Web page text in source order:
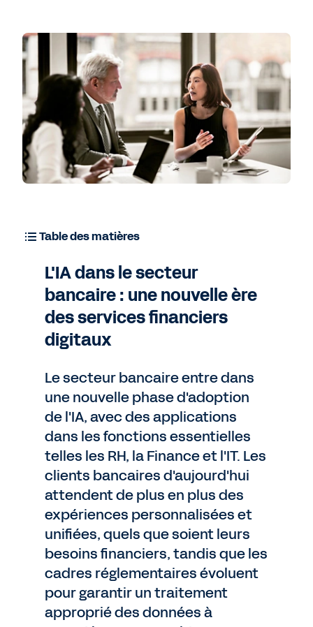
Table des matières
L'IA dans le secteur
bancaire : une nouvelle ère
des services financiers
digitaux
Le secteur bancaire entre dans
une nouvelle phase d'adoption
de l'IA, avec des applications
dans les fonctions essentielles
telles les RH, la Finance et l'IT. Les
clients bancaires d'aujourd'hui
attendent de plus en plus des
expériences personnalisées et
unifiées, quels que soient leurs
besoins financiers, tandis que les
cadres réglementaires évoluent
pour garantir un traitement
approprié des données à